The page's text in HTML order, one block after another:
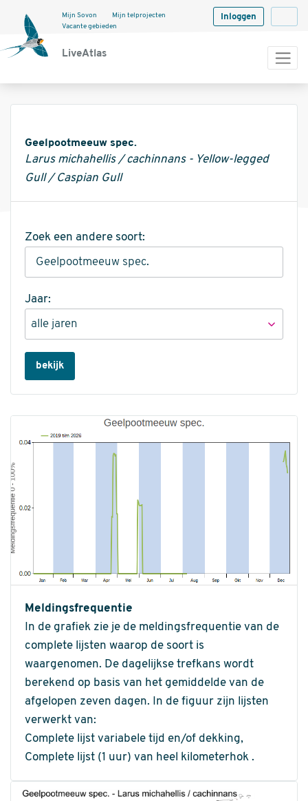
LiveAtlas
Mijn Sovon
Mijn telprojecten
Vacante gebieden
Inloggen
Geelpootmeeuw spec.
Larus michahellis / cachinnans - Yellow-legged
Gull / Caspian Gull
Zoek een andere soort:
Jaar:
bekijk
Meldingsfrequentie
In de grafiek zie je de meldingsfrequentie van de
complete lijsten waarop de soort is
waargenomen. De dagelijkse trefkans wordt
berekend op basis van het gemiddelde van de
afgelopen zeven dagen. In de figuur zijn lijsten
verwerkt van:
Complete lijst variabele tijd en/of dekking,
Complete lijst (1 uur) van heel kilometerhok .